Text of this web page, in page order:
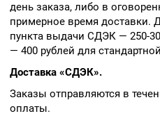
день заказа, либо в
примерное время доставки.
пункта выдачи СДЭК — 250-
— 400 рублей для
Доставка «СДЭК».
Заказы отправляются в
оплаты.